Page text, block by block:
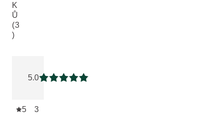
K
Ů
(3
)
5.0
Aktuální hodnocení: 5 z 5 hvězdiček
5 3